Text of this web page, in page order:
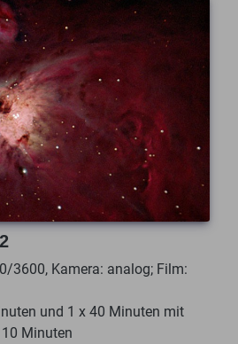
3600, Kamera: analog; Film:
und 1 x 40 Minuten mit
Minuten